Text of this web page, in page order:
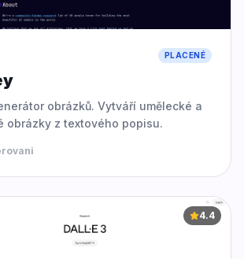
PLACENÉ
obrázků. Vytváří umělecké a
obrázky z textového popisu.
4.4